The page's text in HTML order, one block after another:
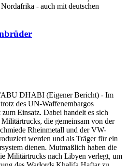
- auch mit deutschen
DHABI (Eigener Bericht) - Im
des UN-Waffenembargos
zum Einsatz. Dabei handelt es sich
die gemeinsam von der
Rheinmetall und der VW-
werden und als Träger für ein
dienen. Mutmaßlich haben die
Militärtrucks nach Libyen verlegt, um